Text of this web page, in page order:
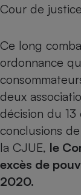
Cour de
Ce long
ordonnance
deux
décision du
conclusions
la CJUE, le
excès de
2020.